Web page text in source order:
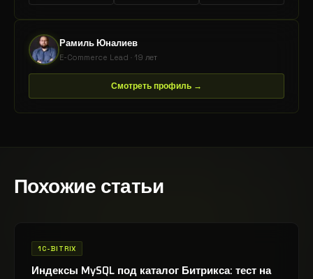
Рамиль Юналиев
E-Commerce Lead · 19 лет
Смотреть профиль →
Похожие статьи
1C-BITRIX
Индексы MySQL под каталог Битрикса: тест на